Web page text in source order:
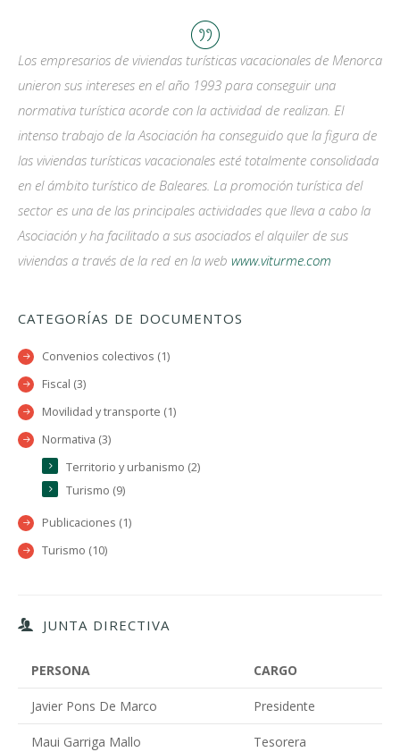
Los empresarios de viviendas turísticas vacacionales de Menorca
unieron sus intereses en el año 1993 para conseguir una
normativa turística acorde con la actividad de realizan. El
intenso trabajo de la Asociación ha conseguido que la figura de
las viviendas turísticas vacacionales esté totalmente consolidada
en el ámbito turístico de Baleares. La promoción turística del
sector es una de las principales actividades que lleva a cabo la
Asociación y ha facilitado a sus asociados el alquiler de sus
viviendas a través de la red en la web www.viturme.com
CATEGORÍAS DE DOCUMENTOS
Convenios colectivos (1)
Fiscal (3)
Movilidad y transporte (1)
Normativa (3)
Territorio y urbanismo (2)
Turismo (9)
Publicaciones (1)
Turismo (10)
JUNTA DIRECTIVA
PERSONA CARGO
Javier Pons De Marco Presidente
Maui Garriga Mallo Tesorera